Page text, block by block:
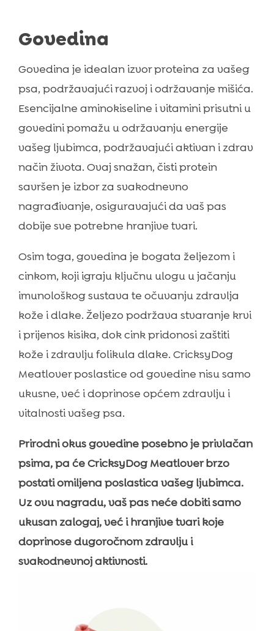
Govedina
Govedina je idealan izvor proteina za vašeg
psa, podržavajući razvoj i održavanje mišića.
Esencijalne aminokiseline i vitamini prisutni u
govedini pomažu u održavanju energije
vašeg ljubimca, podržavajući aktivan i zdrav
način života. Ovaj snažan, čisti protein
savršen je izbor za svakodnevno
nagrađivanje, osiguravajući da vaš pas
dobije sve potrebne hranjive tvari.
Osim toga, govedina je bogata željezom i
cinkom, koji igraju ključnu ulogu u jačanju
imunološkog sustava te očuvanju zdravlja
kože i dlake. Željezo podržava stvaranje krvi
i prijenos kisika, dok cink pridonosi zaštiti
kože i zdravlju folikula dlake. CricksyDog
Meatlover poslastice od govedine nisu samo
ukusne, već i doprinose općem zdravlju i
vitalnosti vašeg psa.
Prirodni okus govedine posebno je privlačan
psima, pa će CricksyDog Meatlover brzo
postati omiljena poslastica vašeg ljubimca.
Uz ovu nagradu, vaš pas neće dobiti samo
ukusan zalogaj, već i hranjive tvari koje
doprinose dugoročnom zdravlju i
svakodnevnoj aktivnosti.